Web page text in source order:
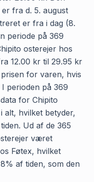
fra d. 5. august
er fra i dag (8.
periode på 369
osterejer hos
12.00 kr til 29.95 kr
for varen, hvis
perioden på 369
for Chipito
alt, hvilket betyder,
Ud af de 365
været
Føtex, hvilket
af tiden, som den